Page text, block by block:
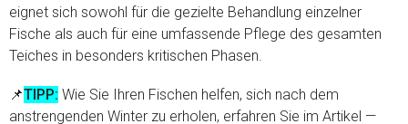
eignet sich sowohl für die gezielte Behandlung einzelner
Fische als auch für eine umfassende Pflege des gesamten
Teiches in besonders kritischen Phasen.
📌TIPP: Wie Sie Ihren Fischen helfen, sich nach dem
anstrengenden Winter zu erholen, erfahren Sie im Artikel —